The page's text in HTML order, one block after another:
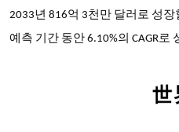
2033년 816억 3천만 달러로 성
예측 기간 동안 6.10%의 CAGR